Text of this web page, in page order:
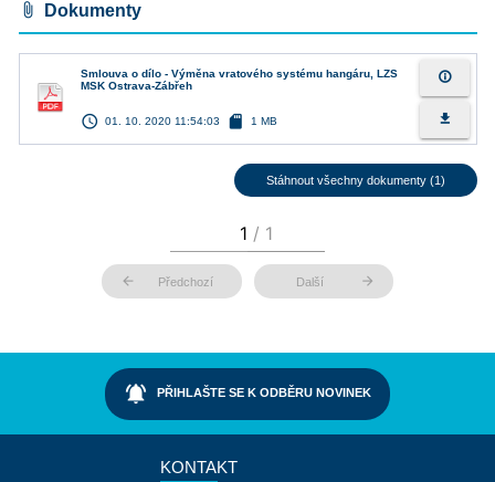
attach_file Dokumenty
Smlouva o dílo - Výměna vratového systému hangáru, LZS
MSK Ostrava-Zábřeh
access_time 01. 10. 2020 11:54:03 sd_card 1 MB
info_outline
file_download
Stáhnout všechny dokumenty (1)
arrow_back Předchozí Další arrow_forward
notifications_active PŘIHLAŠTE SE K ODBĚRU NOVINEK
KONTAKT